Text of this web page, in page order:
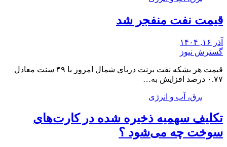
قیمت نفت منفجر شد
آذر ۱۶, ۱۴۰۴
گسترش نیوز
قیمت هر بشکه نفت برنت دریای شمال امروز با ۴۹ سنت معادل
۰.۷۷ درصد افزایش به…
برق، آب و انرژی
تکلیف سهمیه ذخیره شده در کارت‌های
سوخت چه می‌شود ؟